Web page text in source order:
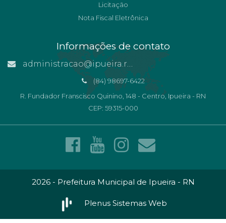
Licitação
Nota Fiscal Eletrônica
Informações de contato
administracao@ipueira.rn.gov.br
(84) 98697-6422
R. Fundador Franscisco Quinino, 148 - Centro, Ipueira - RN
CEP: 59315-000
2026 - Prefeitura Municipal de Ipueira - RN
Plenus Sistemas Web